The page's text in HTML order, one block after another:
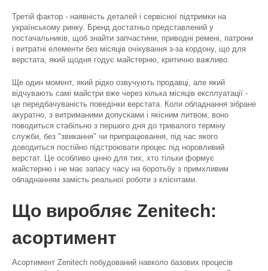
Третій фактор - наявність деталей і сервісної підтримки на
українському ринку. Бренд достатньо представлений у
постачальників, щоб знайти запчастини, приводні ремені, патрони
і витратні елементи без місяців очікування з-за кордону, що для
верстата, який щодня годує майстерню, критично важливо.
Ще один момент, який рідко озвучують продавці, але який
відчувають самі майстри вже через кілька місяців експлуатації -
це передбачуваність поведінки верстата. Коли обладнання зібране
акуратно, з витриманими допусками і якісним литвом, воно
поводиться стабільно з першого дня до тривалого терміну
служби, без "звикання" чи припрацювання, під час якого
доводиться постійно підстроювати процес під норовливий
верстат. Це особливо цінно для тих, хто тільки формує
майстерню і не має запасу часу на боротьбу з примхливим
обладнанням замість реальної роботи з клієнтами.
Що виробляє Zenitech:
асортимент
Асортимент Zenitech побудований навколо базових процесів